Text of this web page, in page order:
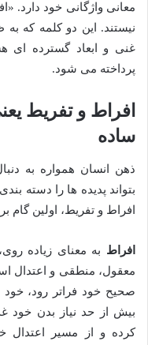
معانی واژگانی خود دارد.
نیستند. این دو کلمه که
غنی و ابعاد گسترده ای
پرداخته می شود.
افراط و تفریط
ساده
ذهن انسان همواره به
بتواند پدیده ها را دسته
افراط و تفریط، اولین
افراط به معنای زیاده
معقول، منطقی و اعتدال
صحیح خود فراتر رود،
بیش از حد نیاز بدن خود
کرده و از مسیر اعتدال